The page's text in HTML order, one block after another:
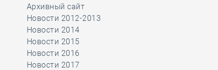
Архивный сайт
Новости 2012-2013
Новости 2014
Новости 2015
Новости 2016
Новости 2017